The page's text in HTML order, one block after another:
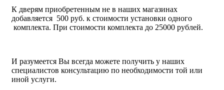
К дверям приобретенным не в наших магазинах
добавляется 500 руб. к стоимости установки одного
комплекта. При стоимости комплекта до 25000 рублей.
И разумеется Вы всегда можете получить у наших
специалистов консультацию по необходимости той или
иной услуги.